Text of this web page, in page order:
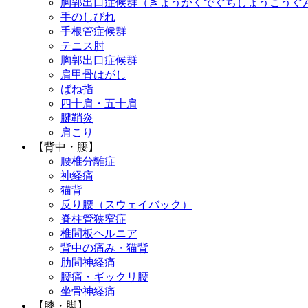
胸郭出口症候群（きょうかくでぐちしょうこうぐ
手のしびれ
手根管症候群
テニス肘
胸郭出口症候群
肩甲骨はがし
ばね指
四十肩・五十肩
腱鞘炎
肩こり
【背中・腰】
腰椎分離症
神経痛
猫背
反り腰（スウェイバック）
脊柱管狭窄症
椎間板ヘルニア
背中の痛み・猫背
肋間神経痛
腰痛・ギックリ腰
坐骨神経痛
【膝・脚】